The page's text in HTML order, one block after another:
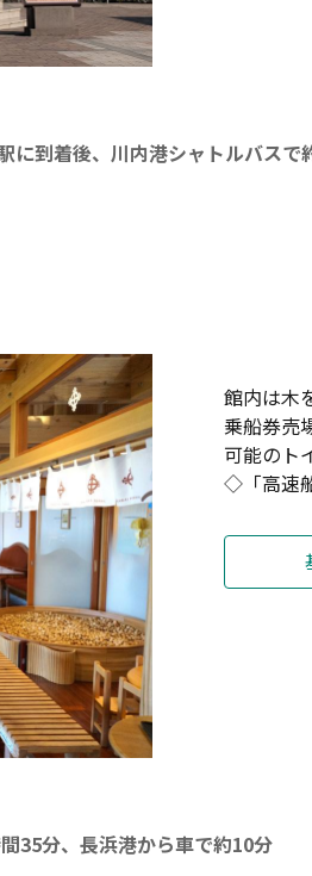
に到着後、川内港シャトルバスで
館内は木
乗船券売
可能のト
◇「高速
35分、長浜港から車で約10分